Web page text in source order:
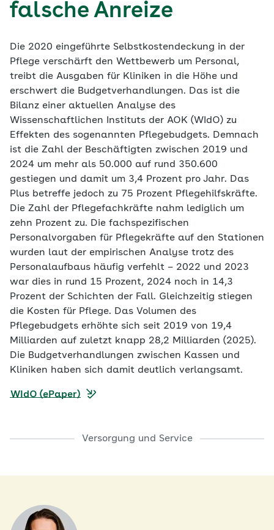
falsche Anreize
Die 2020 eingeführte Selbstkostendeckung in der
Pflege verschärft den Wettbewerb um Personal,
treibt die Ausgaben für Kliniken in die Höhe und
erschwert die Budgetverhandlungen. Das ist die
Bilanz einer aktuellen Analyse des
Wissenschaftlichen Instituts der AOK (WIdO) zu
Effekten des sogenannten Pflegebudgets. Demnach
ist die Zahl der Beschäftigten zwischen 2019 und
2024 um mehr als 50.000 auf rund 350.600
gestiegen und damit um 3,4 Prozent pro Jahr. Das
Plus betreffe jedoch zu 75 Prozent Pflegehilfskräfte.
Die Zahl der Pflegefachkräfte nahm lediglich um
zehn Prozent zu. Die fachspezifischen
Personalvorgaben für Pflegekräfte auf den Stationen
wurden laut der empirischen Analyse trotz des
Personalaufbaus häufig verfehlt – 2022 und 2023
war dies in rund 15 Prozent, 2024 noch in 14,3
Prozent der Schichten der Fall. Gleichzeitig stiegen
die Kosten für Pflege. Das Volumen des
Pflegebudgets erhöhte sich seit 2019 von 19,4
Milliarden auf zuletzt knapp 28,2 Milliarden (2025).
Die Budgetverhandlungen zwischen Kassen und
Kliniken haben sich damit deutlich verlangsamt.
WIdO (ePaper)
Versorgung und Service